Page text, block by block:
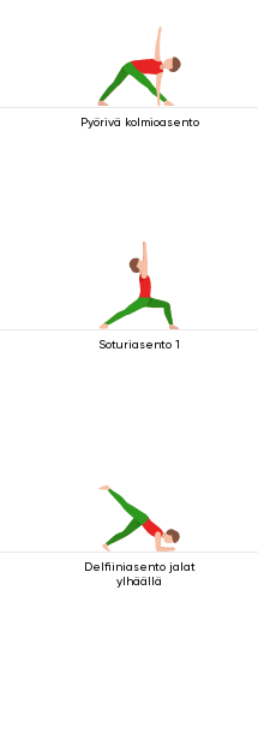
Pyörivä kolmioasento
Soturiasento 1
Delfiiniasento jalat
ylhäällä